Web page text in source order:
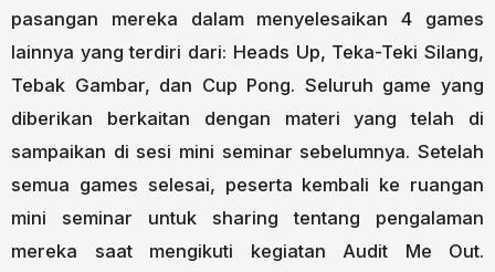
pasangan mereka dalam menyelesaikan 4 games
lainnya yang terdiri dari: Heads Up, Teka-Teki Silang,
Tebak Gambar, dan Cup Pong. Seluruh game yang
diberikan berkaitan dengan materi yang telah di
sampaikan di sesi mini seminar sebelumnya. Setelah
semua games selesai, peserta kembali ke ruangan
mini seminar untuk sharing tentang pengalaman
mereka saat mengikuti kegiatan Audit Me Out.